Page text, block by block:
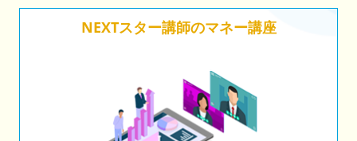
NEXTスター講師のマネー講座